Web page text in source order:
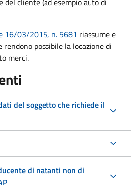
del cliente (ad esempio auto di
16/03/2015, n. 5681 riassume e
rendono possibile la locazione di
merci.
del soggetto che richiede il
di natanti non di